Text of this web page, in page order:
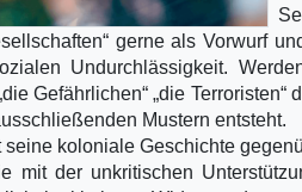
gerne als Vorwurf
Undurchlässigkeit.
Gefährlichen“ „die
Mustern entsteht.
seine koloniale Geschichte
mit der unkritischen